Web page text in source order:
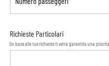
Richieste Particolari
(in base alle tue richieste ti verrà garantita una